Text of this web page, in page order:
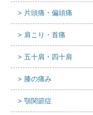
片頭痛・偏頭痛
肩こり・首痛
五十肩・四十肩
膝の痛み
顎関節症